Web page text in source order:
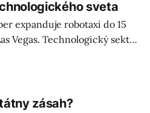
sveta
expanduje robotaxi do 15
Vegas. Technologický sektor
zásah?